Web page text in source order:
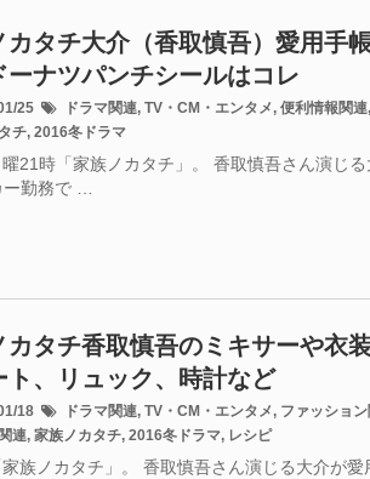
カタチ大介（香取慎吾）愛用手
ーナツパンチシールはコレ
25 ドラマ関連, TV・CM・エンタメ, 便利情報関連,
チ, 2016冬ドラマ
21時「家族ノカタチ」。 香取慎吾さん演じる
勤務で …
カタチ香取慎吾のミキサーや衣
ト、リュック、時計など
18 ドラマ関連, TV・CM・エンタメ, ファッショ
連, 家族ノカタチ, 2016冬ドラマ, レシピ
族ノカタチ」。 香取慎吾さん演じる大介が愛